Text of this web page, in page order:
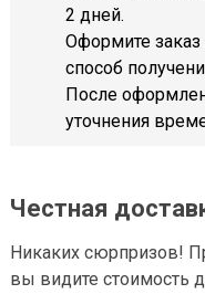
2 дней.
Оформите
способ
После
уточнения
Честная
Никаких сюрпризов!
вы видите стоимость